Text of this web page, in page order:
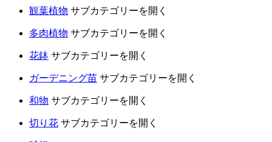
観葉植物 サブカテゴリーを開く
多肉植物 サブカテゴリーを開く
花鉢 サブカテゴリーを開く
ガーデニング苗 サブカテゴリーを開く
和物 サブカテゴリーを開く
切り花 サブカテゴリーを開く